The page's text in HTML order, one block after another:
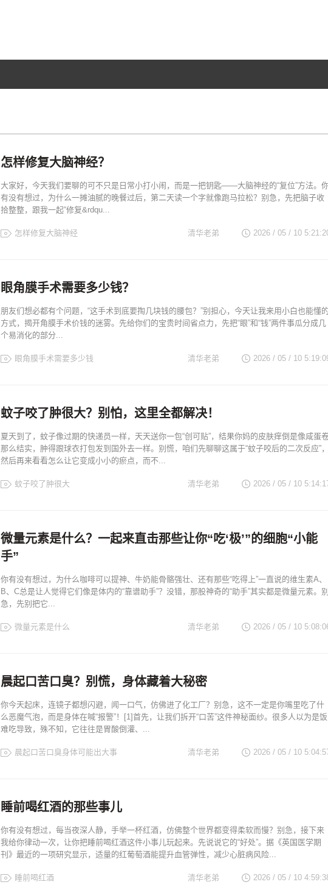
怎样修复大脑神经？
大家好，今天我们要聊的可不只是日常小打小闹，而是一把钥匙——大脑神经的“复位”方法。
有没有想过，为什么一摊油腻的晚餐过后，第二天读一个字就像跑马拉松？别急，先把脑子收
拾整整，跟我一起“修复&rdqu...
怎样修复大脑神经 2026 / 05 / 10
清华老弟
眼角膜手术需要多少钱？
朋友们想必都有个问题，“这手术到底要掏几块钱的腰包？”别担心，今天让我来用小白也能懂的
方式，揭开角膜手术价钱的迷雾。先给你们的宝贵时间省点力，先把“眼”和“钱”两件事瓜分成几
个易消化的部分...
眼角膜手术需要多少钱 2026 / 05 / 10
清华老弟
蚊子咬了肿很大？别怕，这里全都解决！
夏天到了，蚊子像过期的快递员一样，天天送你一包“创可贴”，结果你妈的皮肤痒倒是像咸蛋
那么结实，肿得跟球衣打包发到国外去一样。别慌，咱们先聊聊这属于“蚊子咬后的二次反应”，
然后再来看看怎么让它变成小小的瘀点，而不...
蚊子咬了肿很大 2026 / 05 / 10
清华老弟
微量元素是什么？一起来直击那些让你“吃‘极’”的细胞“小能
手”
你有没有想过，为什么咖啡可以提神、牛奶能骨骼强壮、还有那些“吃得上”一直说的维生素A、
B、C总是让人觉得它们像是体内的“靠谱助手”？没错，那股神奇的“助手”其实都是微量元素。别
急，先别把它...
微量元素是什么 2026 / 05 / 10
清华老弟
晨起口苦口臭？别慌，身体藏着大秘密
你今天起床，连镜子都想闪避，闻一口气，仿佛进了化工厂？别急，这不一定是你嘴里吃了什
么恶魔气泡，而是身体在喊“报警”！[1]首先，让我们拆开“口苦”这件神秘面纱。很多人以为是饭
难吃导致，殊不知，它往往是胃酸倒灌、...
晨起口苦口臭身体可能出大事 2026 / 05 / 10
清华老弟
睡前喝红酒的那些事儿
你有没有想过，每当夜深人静，手举一杯红酒，仿佛整个世界都变得柔软而慢？别急，接下来
我给你律动一次，让你把睡前喝红酒这件小事儿玩起来。先说说它的“好处”。据《英国医学期
刊》最近的一项研究显示，适量的红葡萄酒能提升血管弹性，减少心脏病风险...
睡前喝红酒 2026 / 05 / 10
清华老弟